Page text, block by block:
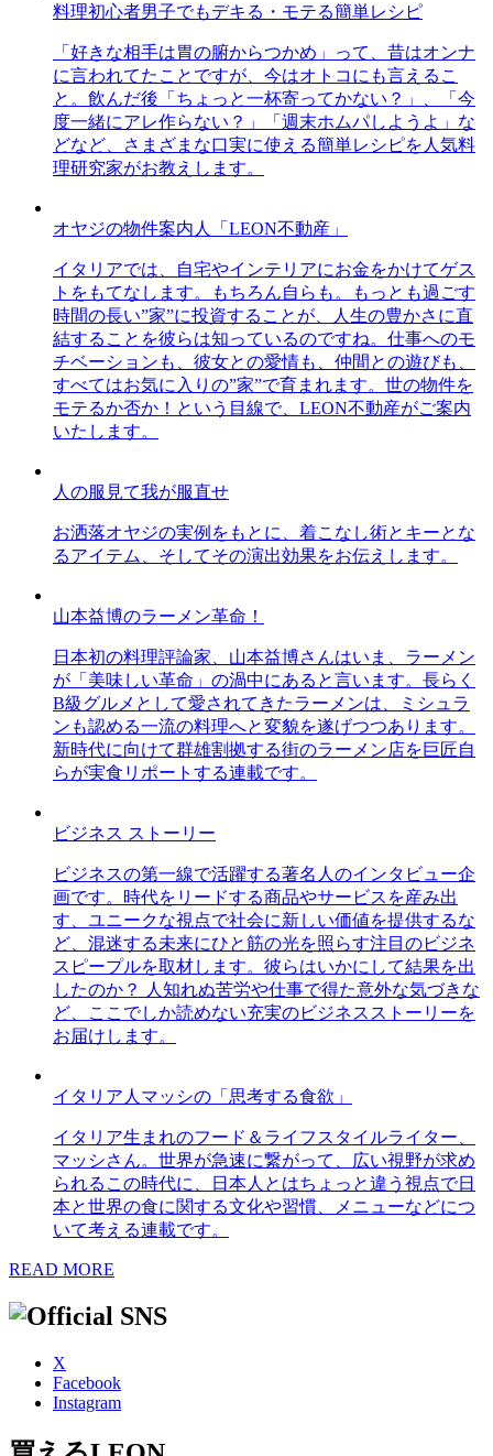
料理初心者男子でもデキる・モテる簡単レシピ
「好きな相手は胃の腑からつかめ」って、昔はオンナ
に言われてたことですが、今はオトコにも言えるこ
と。飲んだ後「ちょっと一杯寄ってかない？」、「今
度一緒にアレ作らない？」「週末ホムパしようよ」な
どなど、さまざまな口実に使える簡単レシピを人気料
理研究家がお教えします。
オヤジの物件案内人「LEON不動産」
イタリアでは、自宅やインテリアにお金をかけてゲス
トをもてなします。もちろん自らも。もっとも過ごす
時間の長い”家”に投資することが、人生の豊かさに直
結することを彼らは知っているのですね。仕事へのモ
チベーションも、彼女との愛情も、仲間との遊びも、
すべてはお気に入りの”家”で育まれます。世の物件を
モテるか否か！という目線で、LEON不動産がご案内
いたします。
人の服見て我が服直せ
お洒落オヤジの実例をもとに、着こなし術とキーとな
るアイテム、そしてその演出効果をお伝えします。
山本益博のラーメン革命！
日本初の料理評論家、山本益博さんはいま、ラーメン
が「美味しい革命」の渦中にあると言います。長らく
B級グルメとして愛されてきたラーメンは、ミシュラ
ンも認める一流の料理へと変貌を遂げつつあります。
新時代に向けて群雄割拠する街のラーメン店を巨匠自
らが実食リポートする連載です。
ビジネス ストーリー
ビジネスの第一線で活躍する著名人のインタビュー企
画です。時代をリードする商品やサービスを産み出
す、ユニークな視点で社会に新しい価値を提供するな
ど、混迷する未来にひと筋の光を照らす注目のビジネ
スピープルを取材します。彼らはいかにして結果を出
したのか？ 人知れぬ苦労や仕事で得た意外な気づきな
ど、ここでしか読めない充実のビジネスストーリーを
お届けします。
イタリア人マッシの「思考する食欲」
イタリア生まれのフード＆ライフスタイルライター、
マッシさん。世界が急速に繋がって、広い視野が求め
られるこの時代に、日本人とはちょっと違う視点で日
本と世界の食に関する文化や習慣、メニューなどにつ
いて考える連載です。
READ MORE
X
Facebook
Instagram